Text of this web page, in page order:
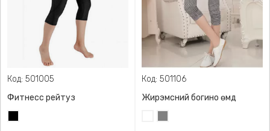
Код: 501005
Фитнесс рейтуз
Код: 501106
Жирэмсний богино өмд